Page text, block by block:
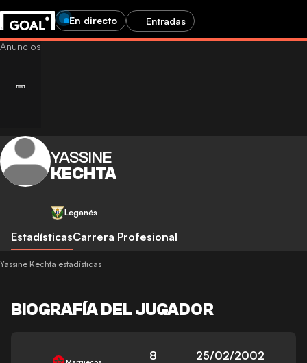
En directo Entradas
YASSINE
KECHTA
Leganés
EstadísticasCarrera Profesional
Yassine Kechta estadísticas
BIOGRAFÍA DEL JUGADOR
8 25/02/2002